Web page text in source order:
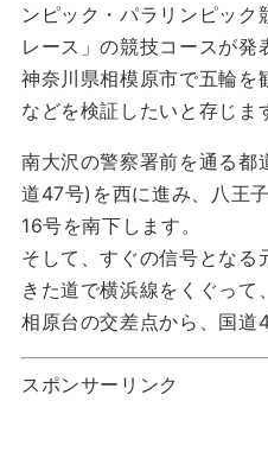
ンピック・パラリンピック
レース」の競技コースが発
神奈川県相模原市で五輪を
などを検証したいと存じま
南大沢の警察署前を通る
道47号)を西に進み、八王
16号を南下します。
そして、すぐの信号となる
きた道で横浜線をくぐって
相原台の交差点から、国道
スポンサーリンク